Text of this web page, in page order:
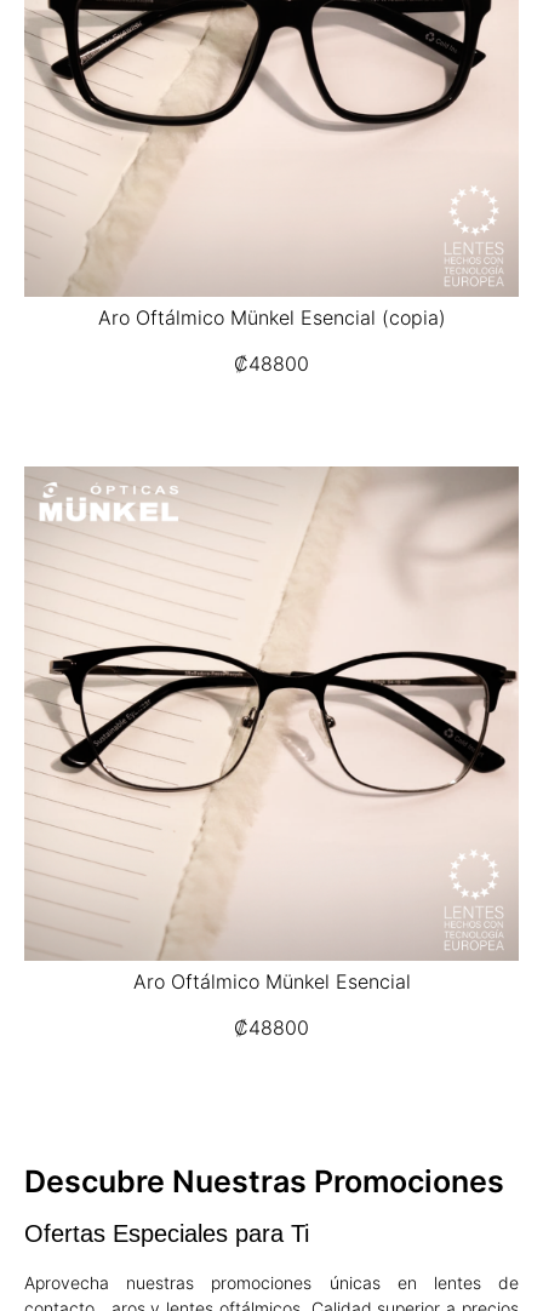
Aro Oftálmico Münkel Esencial (copia)
₡48800
Aro Oftálmico Münkel Esencial
₡48800
Descubre Nuestras Promociones
Ofertas Especiales para Ti
Aprovecha nuestras promociones únicas en lentes de